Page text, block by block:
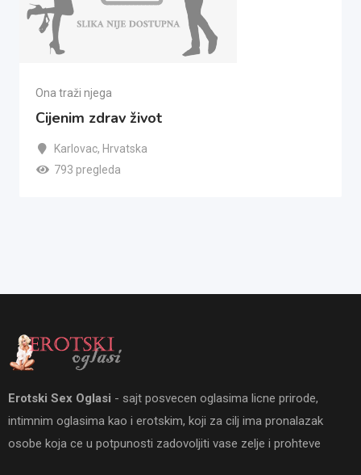
Ona traži njega
Cijenim zdrav život
Karlovac, Hrvatska
793 pregleda
Erotski Sex Oglasi - sajt posvecen oglasima licne prirode,
intimnim oglasima kao i erotskim, koji za cilj ima pronalazak
osobe koja ce u potpunosti zadovoljiti vase zelje i prohteve